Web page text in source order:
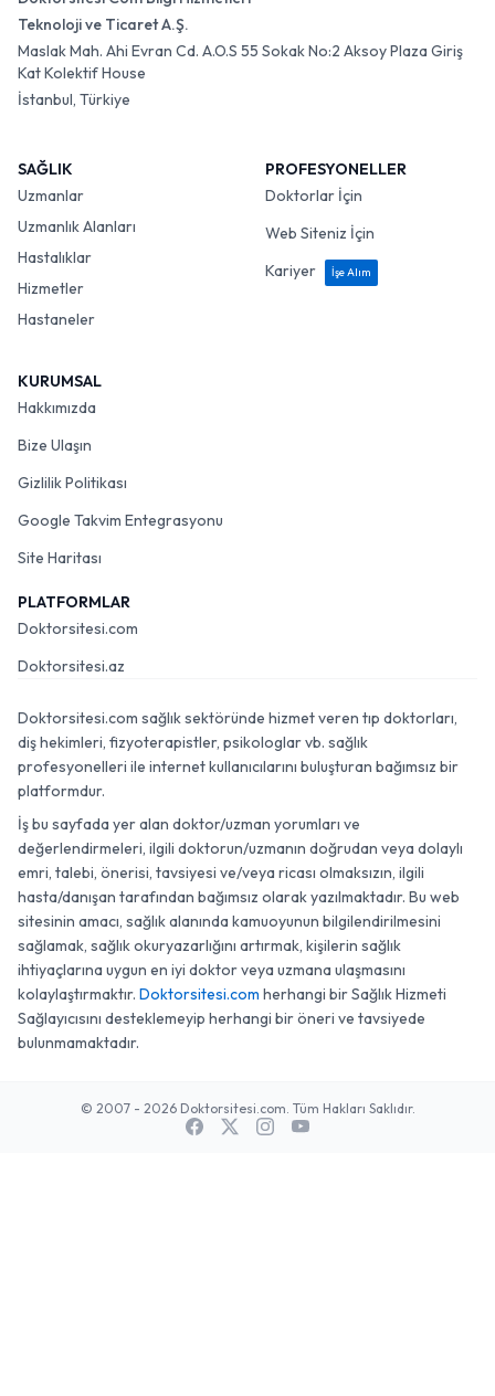
Doktorsitesi Com Bilgi Hizmetleri
Teknoloji ve Ticaret A.Ş.
Maslak Mah. Ahi Evran Cd. A.O.S 55 Sokak No:2 Aksoy Plaza Giriş
Kat Kolektif House
İstanbul, Türkiye
SAĞLIK
Uzmanlar
Uzmanlık Alanları
Hastalıklar
Hizmetler
Hastaneler
PROFESYONELLER
Doktorlar İçin
Web Siteniz İçin
Kariyer
İşe Alım
KURUMSAL
Hakkımızda
Bize Ulaşın
Gizlilik Politikası
Google Takvim Entegrasyonu
Site Haritası
PLATFORMLAR
Doktorsitesi.com
Doktorsitesi.az
Doktorsitesi.com sağlık sektöründe hizmet veren tıp doktorları,
diş hekimleri, fizyoterapistler, psikologlar vb. sağlık
profesyonelleri ile internet kullanıcılarını buluşturan bağımsız bir
platformdur.
İş bu sayfada yer alan doktor/uzman yorumları ve
değerlendirmeleri, ilgili doktorun/uzmanın doğrudan veya dolaylı
emri, talebi, önerisi, tavsiyesi ve/veya ricası olmaksızın, ilgili
hasta/danışan tarafından bağımsız olarak yazılmaktadır. Bu web
sitesinin amacı, sağlık alanında kamuoyunun bilgilendirilmesini
sağlamak, sağlık okuryazarlığını artırmak, kişilerin sağlık
ihtiyaçlarına uygun en iyi doktor veya uzmana ulaşmasını
kolaylaştırmaktır. Doktorsitesi.com herhangi bir Sağlık Hizmeti
Sağlayıcısını desteklemeyip herhangi bir öneri ve tavsiyede
bulunmamaktadır.
© 2007 - 2026 Doktorsitesi.com. Tüm Hakları Saklıdır.